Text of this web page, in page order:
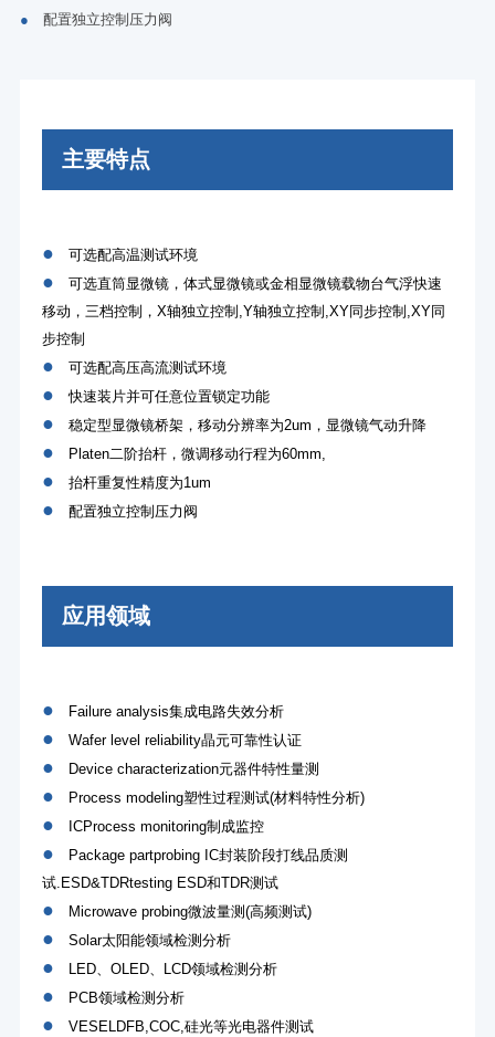
● 配置独立控制压力阀
主要特点
● 可选配高温测试环境
● 可选直筒显微镜，体式显微镜或金相显微镜载物台气浮快速
移动，三档控制，X轴独立控制,Y轴独立控制,XY同步控制,XY同
步控制
● 可选配高压高流测试环境
● 快速装片并可任意位置锁定功能
● 稳定型显微镜桥架，移动分辨率为2um，显微镜气动升降
● Platen二阶抬杆，微调移动行程为60mm,
● 抬杆重复性精度为1um
● 配置独立控制压力阀
应用领域
● Failure analysis集成电路失效分析
● Wafer level reliability晶元可靠性认证
● Device characterization元器件特性量测
● Process modeling塑性过程测试(材料特性分析)
● ICProcess monitoring制成监控
● Package partprobing IC封装阶段打线品质测
试.ESD&TDRtesting ESD和TDR测试
● Microwave probing微波量测(高频测试)
● Solar太阳能领域检测分析
● LED、OLED、LCD领域检测分析
● PCB领域检测分析
● VESELDFB,COC,硅光等光电器件测试